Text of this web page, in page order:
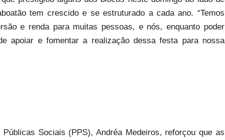
tem crescido e se estruturado a cada ano. “Temos
e renda para muitas pessoas, e nós, enquanto poder
apoiar e fomentar a realização dessa festa para nossa
Sociais (PPS), Andréa Medeiros, reforçou que as